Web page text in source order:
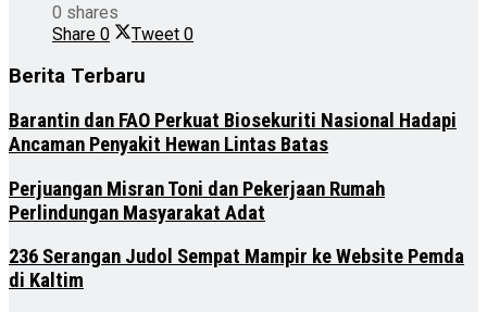
0 shares
Share 0 Tweet 0
Berita Terbaru
Barantin dan FAO Perkuat Biosekuriti Nasional Hadapi
Ancaman Penyakit Hewan Lintas Batas
Perjuangan Misran Toni dan Pekerjaan Rumah
Perlindungan Masyarakat Adat
236 Serangan Judol Sempat Mampir ke Website Pemda
di Kaltim